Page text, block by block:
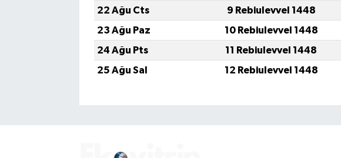
22 Ağu Cts
9 Rebiulevvel 1448
23 Ağu Paz
10 Rebiulevvel 1448
24 Ağu Pts
11 Rebiulevvel 1448
25 Ağu Sal
12 Rebiulevvel 1448